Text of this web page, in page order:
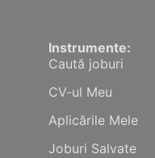
Instrumente:
Caută joburi
CV-ul Meu
Aplicările Mele
Joburi Salvate